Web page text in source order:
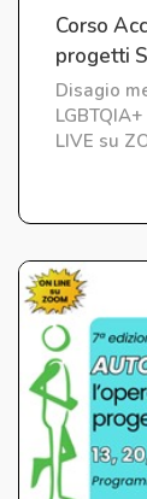
Corso
progetti
Disagio
LIVE su